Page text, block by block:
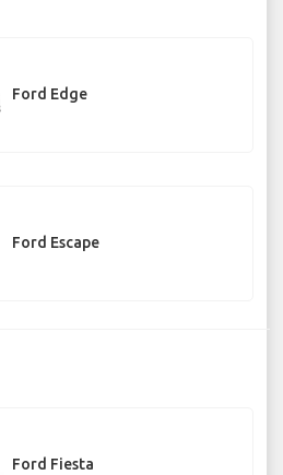
Ford Edge
Ford Escape
Ford Fiesta